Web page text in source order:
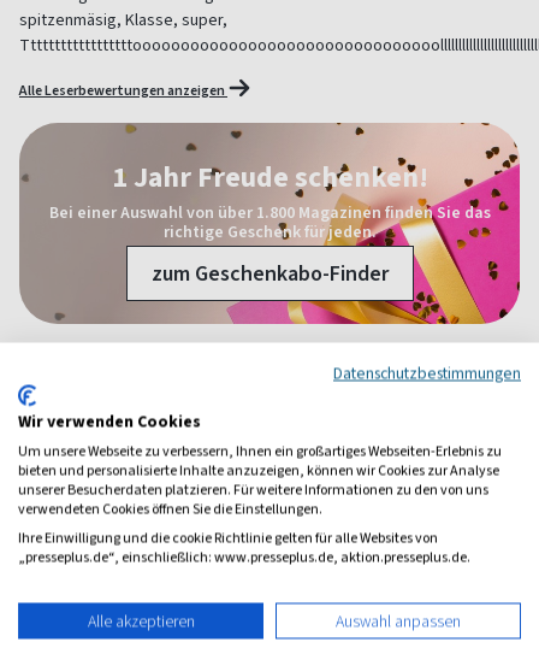
spitzenmäsig, Klasse, super,
Alle Leserbewertungen anzeigen
1 Jahr Freude schenken!
Bei einer Auswahl von über 1.800 Magazinen finden Sie das
richtige Geschenk für jeden.
zum Geschenkabo-Finder
Weitere Kinder-Jugend-Magazine
Datenschutzbestimmungen
Wir verwenden Cookies
Um unsere Webseite zu verbessern, Ihnen ein großartiges Webseiten-Erlebnis zu
bieten und personalisierte Inhalte anzuzeigen, können wir Cookies zur Analyse
unserer Besucherdaten platzieren. Für weitere Informationen zu den von uns
verwendeten Cookies öffnen Sie die Einstellungen.
Ihre Einwilligung und die cookie Richtlinie gelten für alle Websites von
„presseplus.de“, einschließlich: www.presseplus.de, aktion.presseplus.de.
Alle akzeptieren Auswahl anpassen